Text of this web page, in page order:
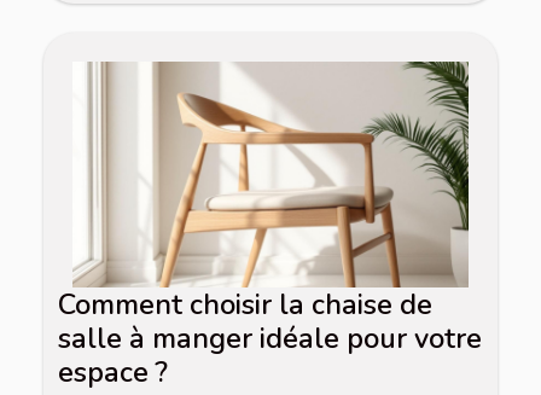
Comment choisir la chaise de
salle à manger idéale pour votre
espace ?